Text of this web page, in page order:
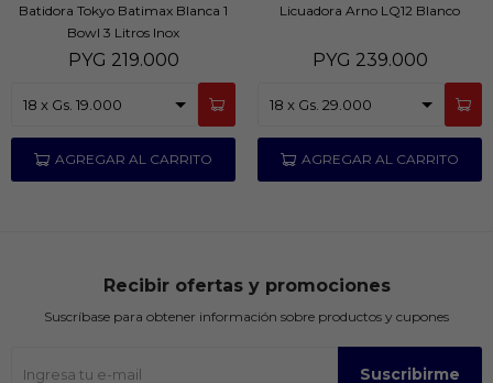
Batidora Tokyo Batimax Blanca 1
Bowl 3 Litros Inox
PYG 219.000
Licuadora Arno LQ12 Blanco
PYG 239.000
Recibir ofertas y promociones
Suscríbase para obtener información sobre productos y cupones
Suscribirme